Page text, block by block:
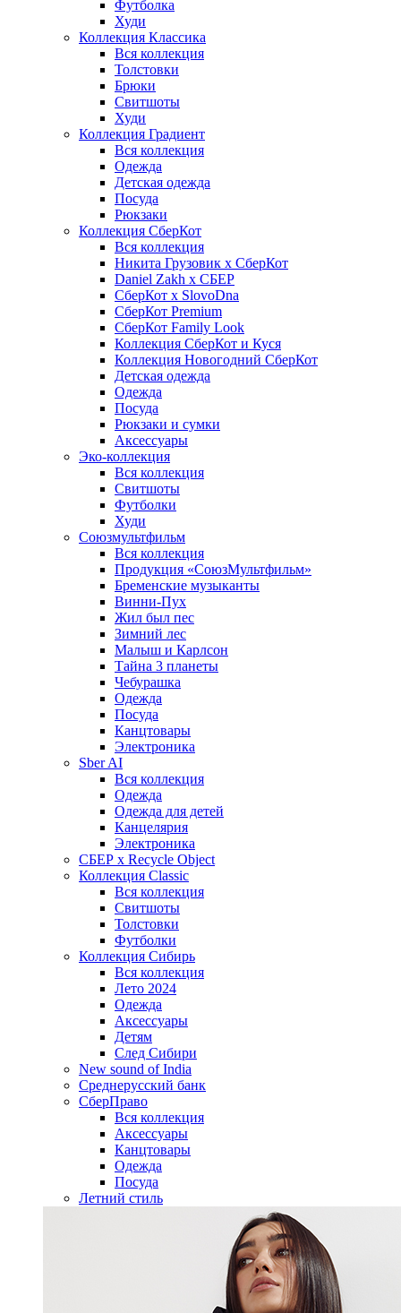
Футболка
Худи
Коллекция Классика
Вся коллекция
Толстовки
Брюки
Свитшоты
Худи
Коллекция Градиент
Вся коллекция
Одежда
Детская одежда
Посуда
Рюкзаки
Коллекция СберКот
Вся коллекция
Никита Грузовик х СберКот
Daniel Zakh x СБЕР
СберКот x SlovoDna
СберКот Premium
СберКот Family Look
Коллекция СберКот и Куся
Коллекция Новогодний СберКот
Детская одежда
Одежда
Посуда
Рюкзаки и сумки
Аксессуары
Эко-коллекция
Вся коллекция
Свитшоты
Футболки
Худи
Союзмультфильм
Вся коллекция
Продукция «СоюзМультфильм»
Бременские музыканты
Винни-Пух
Жил был пес
Зимний лес
Малыш и Карлсон
Тайна 3 планеты
Чебурашка
Одежда
Посуда
Канцтовары
Электроника
Sber AI
Вся коллекция
Одежда
Одежда для детей
Канцелярия
Электроника
СБЕР x Recycle Object
Коллекция Classic
Вся коллекция
Свитшоты
Толстовки
Футболки
Коллекция Сибирь
Вся коллекция
Лето 2024
Одежда
Аксессуары
Детям
След Сибири
New sound of India
Среднерусский банк
СберПраво
Вся коллекция
Аксессуары
Канцтовары
Одежда
Посуда
Летний стиль